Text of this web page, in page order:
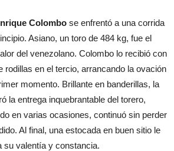
Colombo se enfrentó a una corrida
Asiano, un toro de 484 kg, fue el
del venezolano. Colombo lo recibió con
rodillas en el tercio, arrancando la ovación
momento. Brillante en banderillas, la
la entrega inquebrantable del torero,
en varias ocasiones, continuó sin perder
Al final, una estocada en buen sitio le
su valentía y constancia.